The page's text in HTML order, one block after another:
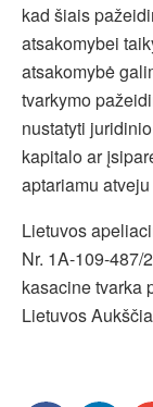
kad šiais
atsakomybei
atsakomybė
tvarkymo
nustatyti
kapitalo ar
aptariamu
Lietuvos
Nr. 1A-109-487/
kasacine tvarka
Lietuvos